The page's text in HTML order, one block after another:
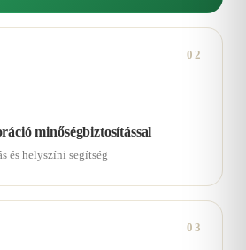
02
minőségbiztosítással
és helyszíni segítség
03